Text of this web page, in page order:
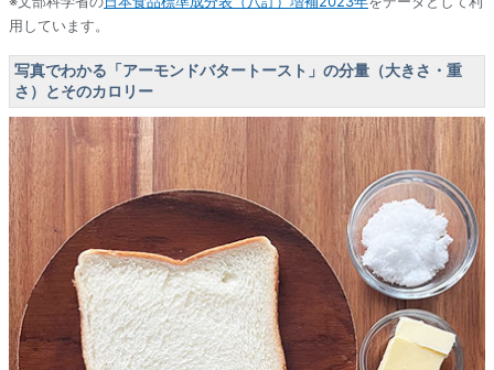
用しています。
写真でわかる「アーモンドバタートースト」の分量（大きさ・重
さ）とそのカロリー